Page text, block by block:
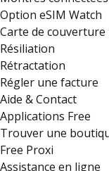
Option eSIM Watch
Carte de
Résiliation
Rétractation
Régler une facture
Aide & Contact
Applications Free
Trouver une
Free Proxi
Assistance en ligne